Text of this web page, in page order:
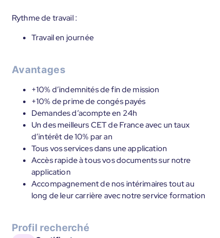
Rythme de travail :
Travail en journée
Avantages
+10% d’indemnités de fin de mission
+10% de prime de congés payés
Demandes d’acompte en 24h
Un des meilleurs CET de France avec un taux
d’intérêt de 10% par an
Tous vos services dans une application
Accès rapide à tous vos documents sur notre
application
Accompagnement de nos intérimaires tout au
long de leur carrière avec notre service formation
Profil recherché